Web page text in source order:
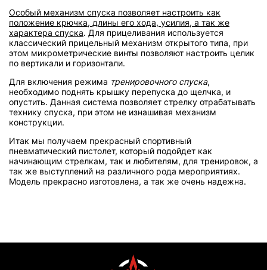
Особый механизм спуска позволяет настроить как
положение крючка, длины его хода, усилия, а так же
характера спуска. Для прицеливания используется
классический прицельный механизм открытого типа, при
этом микрометрические винты позволяют настроить целик
по вертикали и горизонтали.
Для включения режима тренировочного спуска,
необходимо поднять крышку перепуска до щелчка, и
опустить. Данная система позволяет стрелку отрабатывать
технику спуска, при этом не изнашивая механизм
конструкции.
Итак мы получаем прекрасный спортивный
пневматический пистолет, который подойдет как
начинающим стрелкам, так и любителям, для тренировок, а
так же выступлений на различного рода мероприятиях.
Модель прекрасно изготовлена, а так же очень надежна.